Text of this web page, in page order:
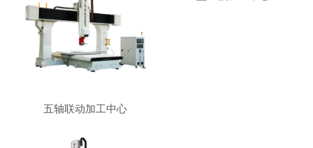
五轴联动加工中心